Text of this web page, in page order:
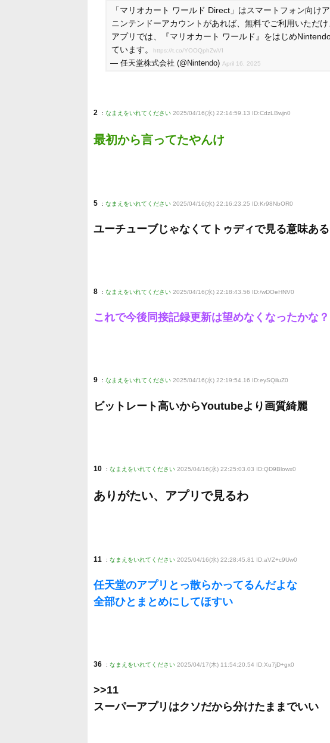
「マリオカート ワールド Direct」はスマートフォン向け
ニンテンドーアカウントがあれば、無料でご利用いただけ
アプリでは、『マリオカート ワールド』をはじめ
ています。
https://t.co/YOOQphZwVI
— 任天堂株式会社 (@Nintendo) April 16, 2025
2 : なまえをいれてください 2025/04/16(水) 22:14:59.13 ID:CdzLBwjn0
最初から言ってたやんけ
5 : なまえをいれてください 2025/04/16(水) 22:16:23.25 ID:Kr98NbOR0
ユーチューブじゃなくてトゥディで見る意味ある
8 : なまえをいれてください 2025/04/16(水) 22:18:43.56 ID:/wDOeHNV0
これで今後同接記録更新は望めなくなったかな？
9 : なまえをいれてください 2025/04/16(水) 22:19:54.16 ID:eySQiluZ0
ビットレート高いからYoutubeより画質綺麗
10 : なまえをいれてください 2025/04/16(水) 22:25:03.03 ID:QD9Blowx0
ありがたい、アプリで見るわ
11 : なまえをいれてください 2025/04/16(水) 22:28:45.81 ID:aVZ+c9Uw0
任天堂のアプリとっ散らかってるんだよな
全部ひとまとめにしてほすい
36 : なまえをいれてください 2025/04/17(木) 11:54:20.54 ID:Xu7jD+gx0
>>11
スーパーアプリはクソだから分けたままでいい